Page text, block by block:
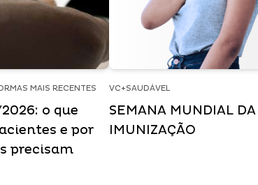
MAIS RECENTES
o que
e por
precisam
VC+SAUDÁVEL
SEMANA MUNDIAL DA
IMUNIZAÇÃO